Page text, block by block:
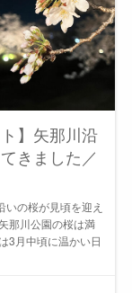
】矢那川沿
きました／
の桜が見頃を迎え
那川公園の桜は満
3月中頃に温かい日